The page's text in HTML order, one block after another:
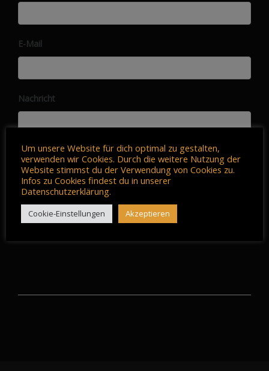
E-Mail
Nachricht
Senden
Um unsere Website für dich optimal zu gestalten,
verwenden wir Cookies. Durch die weitere Nutzung der
Website stimmst du der Verwendung von Cookies zu.
Infos zu Cookies findest du in unserer
Datenschutzerklärung.
Cookie-Einstellungen Akzeptieren